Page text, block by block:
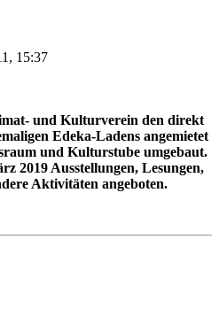
15:37
und Kulturverein den direkt
Edeka-Ladens angemietet
und Kulturstube umgebaut.
2019 Ausstellungen, Lesungen,
Aktivitäten angeboten.